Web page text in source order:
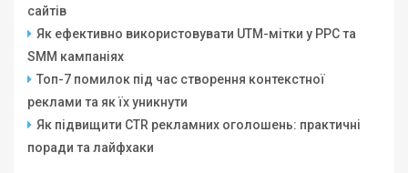
сайтів
Як ефективно використовувати UTM-мітки у PPC та
SMM кампаніях
Топ-7 помилок під час створення контекстної
реклами та як їх уникнути
Як підвищити CTR рекламних оголошень: практичні
поради та лайфхаки